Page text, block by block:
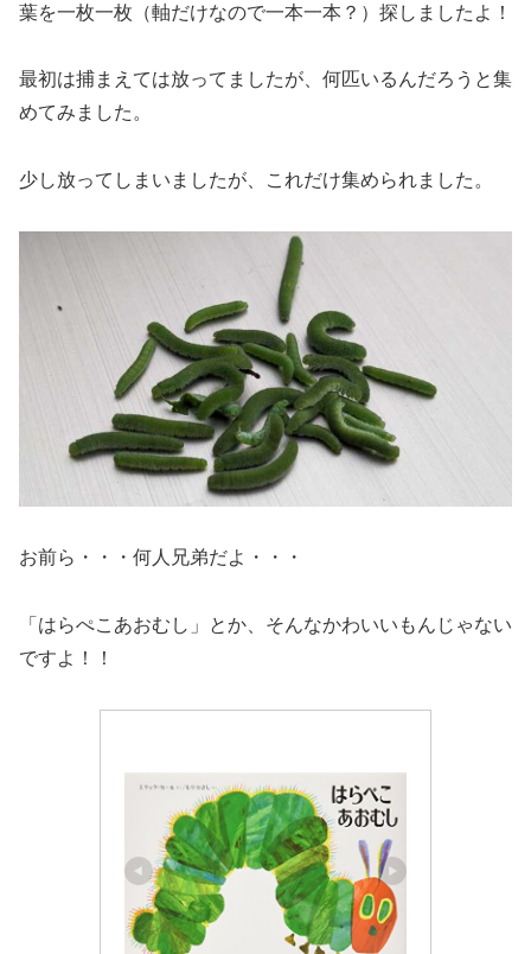
葉を一枚一枚（軸だけなので一本一本？）探しましたよ！
最初は捕まえては放ってましたが、何匹いるんだろうと集
めてみました。
少し放ってしまいましたが、これだけ集められました。
お前ら・・・何人兄弟だよ・・・
「はらぺこあおむし」とか、そんなかわいいもんじゃない
ですよ！！